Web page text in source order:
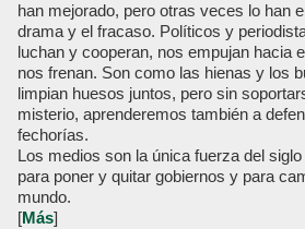
han mejorado, pero otras veces lo han
drama y el fracaso. Políticos y
luchan y cooperan, nos empujan hacia
nos frenan. Son como las hienas y los
limpian huesos juntos, pero sin
misterio, aprenderemos también a
fechorías.
Los medios son la única fuerza del
para poner y quitar gobiernos y para
mundo.
[Más]